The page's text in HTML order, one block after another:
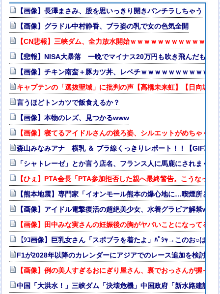
【画像】長澤まさみ、股を思いっきり開きパンチラしちゃう
【画像】グラドル中村静香、ブラ姿の乳で女の色気全開
【CN悲報】三峡ダム、全力放水開始ｗｗｗｗｗｗｗｗｗｗｗｗ
【悲報】NISA大暴落 一晩でマイナス20万円も吹き飛んだもよう
【画像】チキン南蛮＋豚カツ丼、レベチｗｗｗｗｗｗｗｗｗｗｗ
キャプテンの「選抜聖域」に批判の声【髙橋未来虹】【日向坂46
言うほどトンカツで飯食えるか？
【画像】本物のレズ、見つかるwww
【画像】寝てるアイドルさんの後ろ姿、シルエットがめちゃく
森山みなみアナ 横乳 ＆ ブラ線くっきりレポート！！【GIF動画
「シャトレーゼ」とか言う店名、フランス人に馬鹿にされまく
【ひぇ】PTA会長「PTA参加拒否した親へ最終警告。こうなって
【熊本地震】専門家「イオンモール熊本の爆心地に…喫煙所と
【画像】アイドル電撃復活の超絶美少女、水着グラビア解禁
【画像】田中みな実さんの妊娠後の胸がヤバいことになってる
【ｼｺ画像】巨乳女さん「スポブラを着たよ」ﾊﾟｼｬ→このお○ぱ
F1が2028年以降のカレンダーにアジアでのレース追加を検討、
【画像】例の美人すぎるおにぎり屋さん、裏でおっさんが握っ
中国「大洪水！」三峡ダム「決壊危機」中国政府「新水路建設